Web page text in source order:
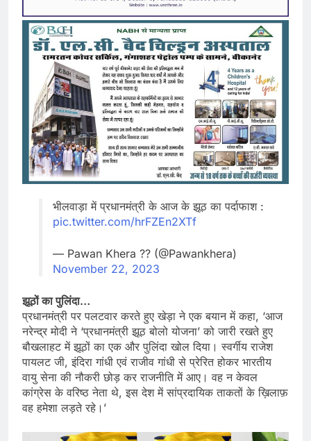
भीलवाड़ा में प्रधानमंत्री के आज के झूठ का पर्दाफाश :
pic.twitter.com/hrFZEn2XTf
— Pawan Khera ?? (@Pawankhera)
November 22, 2023
झूठों का पुलिंदा…
प्रधानमंत्री पर पलटवार करते हुए खेड़ा ने एक बयान में कहा, ‘आज
नरेन्द्र मोदी ने ‘प्रधानमंत्री झूठ बोलो योजना’ को जारी रखते हुए
बौखलाहट में झूठों का एक और पुलिंदा खोल दिया। स्वर्गीय राजेश
पायलट जी, इंदिरा गांधी एवं राजीव गांधी से प्रेरित होकर भारतीय
वायु सेना की नौकरी छोड़ कर राजनीति में आए। वह न केवल
कांग्रेस के वरिष्ठ नेता थे, इस देश में सांप्रदायिक ताकतों के ख़िलाफ़
वह हमेशा लड़ते रहे।’